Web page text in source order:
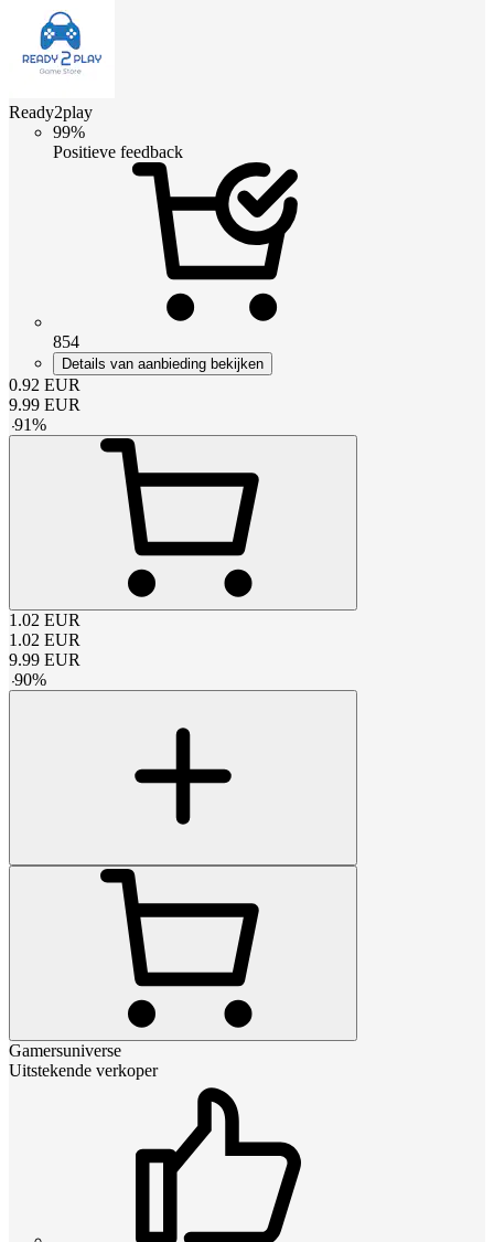
Ready2play
99%
Positieve feedback
854
Details van aanbieding bekijken
0.92 EUR
9.99 EUR
-91%
1.02 EUR
1.02 EUR
9.99 EUR
-90%
Gamersuniverse
Uitstekende verkoper